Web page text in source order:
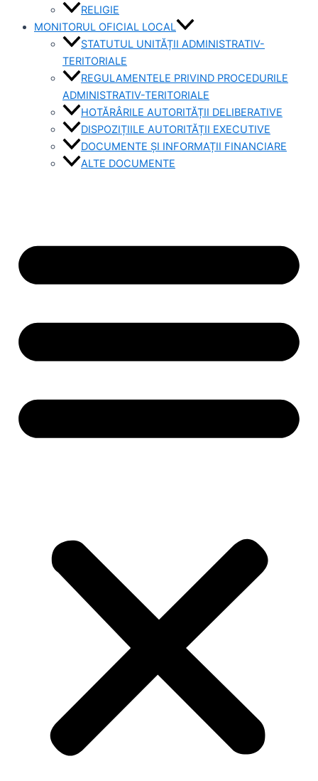
RELIGIE
MONITORUL OFICIAL LOCAL
STATUTUL UNITĂȚII ADMINISTRATIV-
TERITORIALE
REGULAMENTELE PRIVIND PROCEDURILE
ADMINISTRATIV-TERITORIALE
HOTĂRÂRILE AUTORITĂȚII DELIBERATIVE
DISPOZIȚIILE AUTORITĂȚII EXECUTIVE
DOCUMENTE ȘI INFORMAȚII FINANCIARE
ALTE DOCUMENTE